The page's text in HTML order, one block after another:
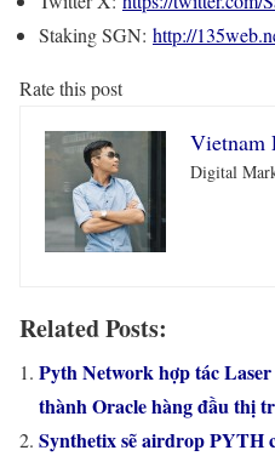
Staking SGN: http://
Rate this post
Vietnam
Digital
Related Posts:
Pyth Network hợp tác
thành Oracle hàng đầu thị
Synthetix sẽ airdrop PYTH